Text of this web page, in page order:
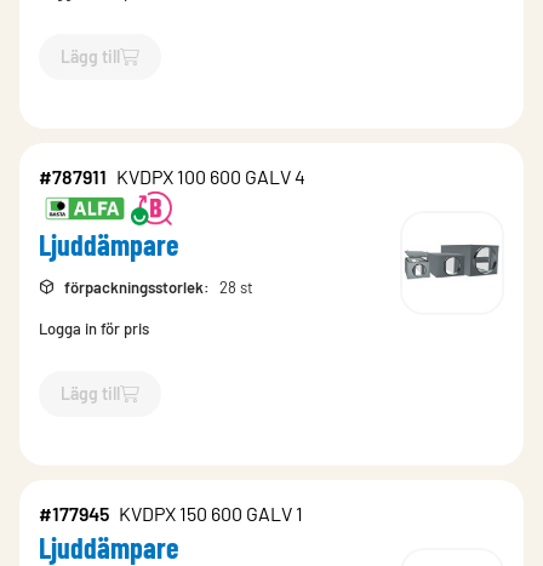
Lägg till
`$Lägg till
#787911 KVDPX 100 600 GALV 4
Ljuddämpare
förpackningsstorlek: 28 st
Logga in för pris
Lägg till
`$Lägg till
#177945 KVDPX 150 600 GALV 1
Ljuddämpare